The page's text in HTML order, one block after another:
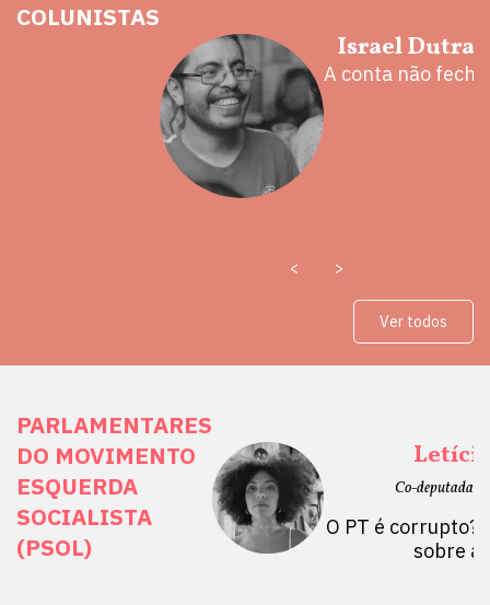
COLUNISTAS
Israel Dutra
A conta não fecha
< >
Ver todos
PARLAMENTARES
DO MOVIMENTO
ESQUERDA
SOCIALISTA
(PSOL)
Direitos
do Sul, SP)
Mulheres por +
Público abre
Co-deputada
O PT é corrupto?
sobre a